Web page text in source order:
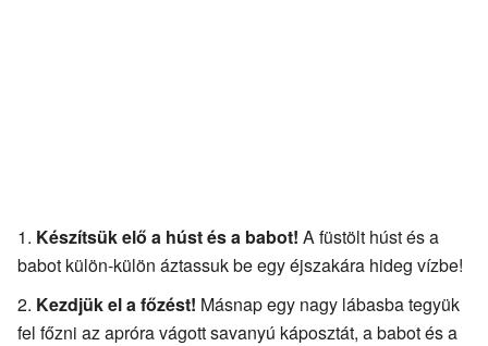
Készítsük elő a húst és a babot! A füstölt húst és a
babot külön-külön áztassuk be egy éjszakára hideg vízbe!
Kezdjük el a főzést! Másnap egy nagy lábasba tegyük
fel főzni az apróra vágott savanyú káposztát, a babot és a